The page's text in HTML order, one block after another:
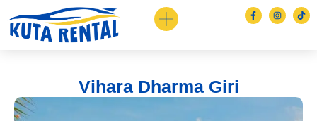
Vihara Dharma Giri